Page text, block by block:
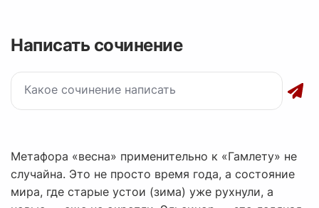
Написать сочинение
Метафора «весна» применительно к «Гамлету» не
случайна. Это не просто время года, а состояние
мира, где старые устои (зима) уже рухнули, а